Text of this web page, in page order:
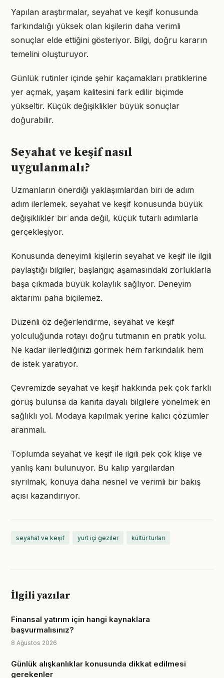
Yapılan araştırmalar, seyahat ve keşif konusunda
farkındalığı yüksek olan kişilerin daha verimli
sonuçlar elde ettiğini gösteriyor. Bilgi, doğru kararın
temelini oluşturuyor.
Günlük rutinler içinde şehir kaçamakları pratiklerine
yer açmak, yaşam kalitesini fark edilir biçimde
yükseltir. Küçük değişiklikler büyük sonuçlar
doğurabilir.
Seyahat ve keşif nasıl
uygulanmalı?
Uzmanların önerdiği yaklaşımlardan biri de adım
adım ilerlemek. seyahat ve keşif konusunda büyük
değişiklikler bir anda değil, küçük tutarlı adımlarla
gerçekleşiyor.
Konusunda deneyimli kişilerin seyahat ve keşif ile ilgili
paylaştığı bilgiler, başlangıç aşamasındaki zorluklarla
başa çıkmada büyük kolaylık sağlıyor. Deneyim
aktarımı paha biçilemez.
Düzenli öz değerlendirme, seyahat ve keşif
yolculuğunda rotayı doğru tutmanın en pratik yolu.
Ne kadar ilerlediğinizi görmek hem farkındalık hem
de istek yaratıyor.
Çevremizde seyahat ve keşif hakkında pek çok farklı
görüş bulunsa da kanıta dayalı bilgilere yönelmek en
sağlıklı yol. Modaya kapılmak yerine kalıcı çözümler
aranmalı.
Toplumda seyahat ve keşif ile ilgili pek çok klişe ve
yanlış kanı bulunuyor. Bu kalıp yargılardan
sıyrılmak, konuya daha nesnel ve verimli bir bakış
açısı kazandırıyor.
seyahat ve keşif yurt içi geziler kültür turları
İlgili yazılar
Finansal yatırım için hangi kaynaklara
başvurmalısınız?
8 Ağustos 2026
Günlük alışkanlıklar konusunda dikkat edilmesi
gerekenler